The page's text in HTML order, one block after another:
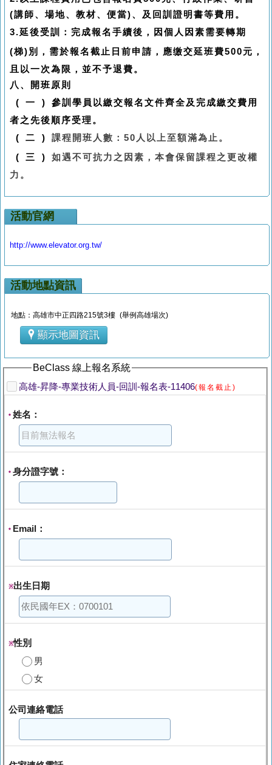
(講師、場地、教材、便當)、及回訓證明書等費用。
3.延後受訓：完成報名手續後，因個人因素需要轉期
(梯)別，需於報名截止日前申請，應缴交延班費500元，
且以一次為限，並不予退費。
八、開班原則
(一 )參訓學員以繳交報名文件齊全及完成繳交費用
者之先後順序受理。
(二 )課程開班人數：50 人以上至額滿為止。
( 三 )如遇不可抗力之因素，本會保留課程之更改權
力。
活動官網
http://www.elevator.org.tw/
活動地點資訊
地點：高雄市中正四路215號3樓 (舉例高雄場次)
顯示地圖資訊
BeClass 線上報名系統
高雄-昇降-專業技術人員-回訓-報名表-11406(報名截止)
* 姓名：
* 身分證字號：
* Email：
※出生日期
※性別
男
女
公司連絡電話